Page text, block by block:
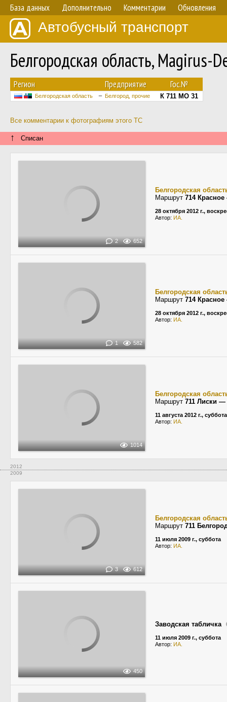
База данных Дополнительно Комментарии Обновления
Автобусный транспорт
Белгородская область,
Регион Предприятие Гос.№
Белгородская область Белгород, прочие К 711 МО 31
Все комментарии к фотографиям этого ТС
↑ Списан
2 652
Белгородская
Маршрут 714
28 октября 2012 г.,
Автор: ИА.
1 582
Белгородская
Маршрут 714
28 октября 2012 г.,
Автор: ИА.
1014
Белгородская
Маршрут 711 Лиски —
11 августа 2012 г., суббота
Автор: ИА.
2012
2009
3 612
Белгородская
Маршрут 711
11 июля 2009 г., суббота
Автор: ИА.
450
Заводская табличка
11 июля 2009 г., суббота
Автор: ИА.